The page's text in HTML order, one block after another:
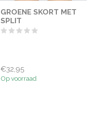
GROENE SKORT MET
SPLIT
€32,95
Op voorraad